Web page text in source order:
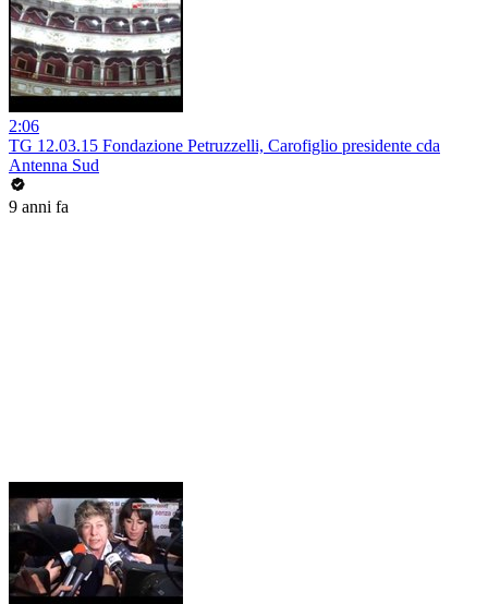
2:06
TG 12.03.15 Fondazione Petruzzelli, Carofiglio presidente cda
Antenna Sud
9 anni fa